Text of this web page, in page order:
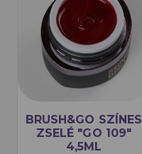
BRUSH&GO SZÍNES
ZSELÉ "GO 109"
4,5ML